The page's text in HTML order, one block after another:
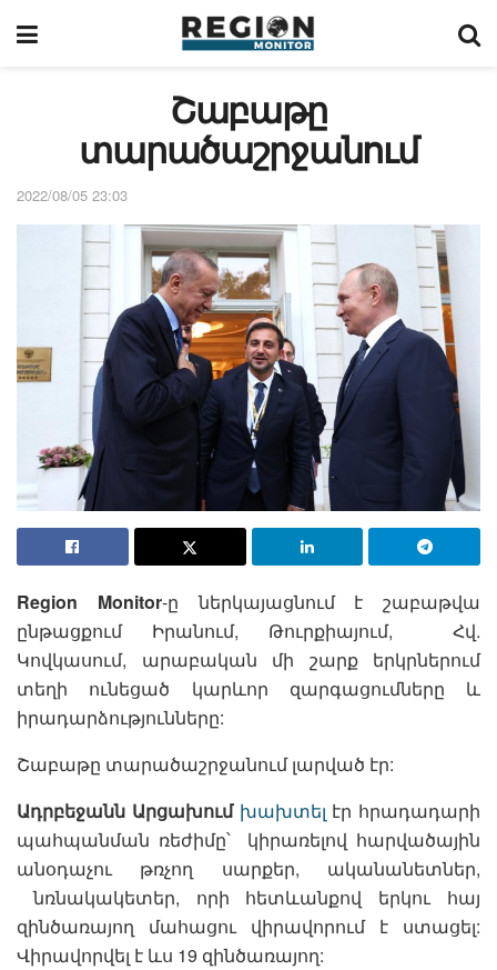
Շաբաթը
տարածաշրջանում
2022/08/05 23:03
Region Monitor-ը ներկայացնում է շաբաթվա
ընթացքում Իրանում, Թուրքիայում, Հվ.
Կովկասում, արաբական մի շարք երկրներում
տեղի ունեցած կարևոր զարգացումները և
իրադարձությունները:
Շաբաթը տարածաշրջանում լարված էր:
Ադրբեջանն Արցախում խախտել էր հրադադարի
պահպանման ռեժիմը՝ կիրառելով հարվածային
անօդաչու թռչող սարքեր, ականանետներ,
նռնակակետեր, որի հետևանքով երկու հայ
զինծառայող մահացու վիրավորում է ստացել:
Վիրավորվել է ևս 19 զինծառայող: